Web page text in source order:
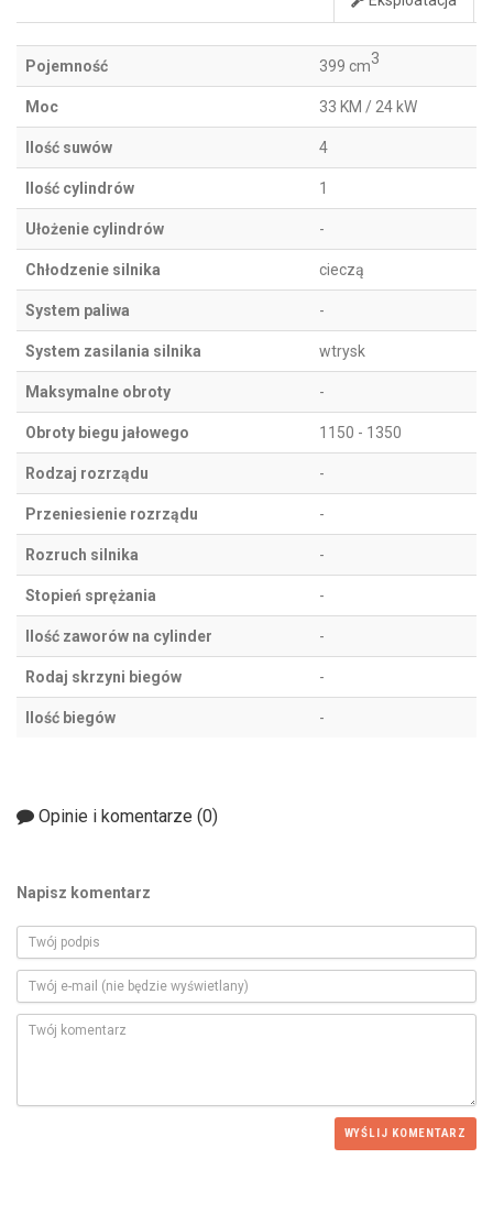
Pojemność 399 cm3
Moc 33 KM / 24 kW
Ilość suwów 4
Ilość cylindrów 1
Ułożenie cylindrów -
Chłodzenie silnika cieczą
System paliwa -
System zasilania silnika wtrysk
Maksymalne obroty -
Obroty biegu jałowego 1150 - 1350
Rodzaj rozrządu -
Przeniesienie rozrządu -
Rozruch silnika -
Stopień sprężania -
Ilość zaworów na cylinder -
Rodaj skrzyni biegów -
Ilość biegów -
Opinie i komentarze (0)
Napisz komentarz
WYŚLIJ KOMENTARZ